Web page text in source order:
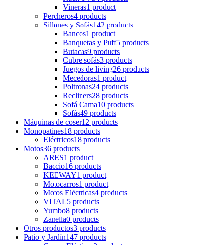
Vineras1 product
Percheros4 products
Sillones y Sofás142 products
Bancos1 product
Banquetas y Puff5 products
Butacas9 products
Cubre sofás3 products
Juegos de living26 products
Mecedoras1 product
Poltronas24 products
Recliners28 products
Sofá Cama10 products
Sofás49 products
Máquinas de coser12 products
Monopatines18 products
Eléctricos18 products
Motos36 products
ARES1 product
Baccio16 products
KEEWAY1 product
Motocarros1 product
Motos Eléctricas4 products
VITAL5 products
Yumbo8 products
Zanella0 products
Otros productos3 products
Patio y Jardín147 products